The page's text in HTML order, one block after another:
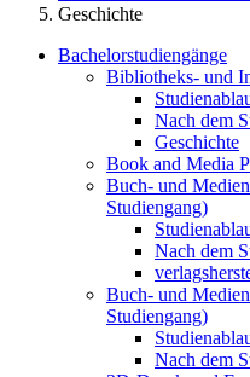
Geschichte
Bachelorstudiengänge
Bibliotheks- und
Nach dem
Geschichte
Book and Media
Buch- und
Studiengang)
Nach dem
Buch- und
Studiengang)
Nach dem